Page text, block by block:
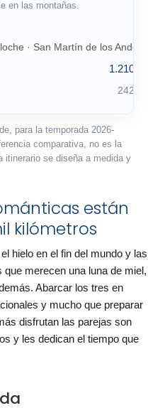
en las montañas.
· San Martín de los Andes
1.210 €
242 €
para la temporada 2026-
comparativa, no es la
itinerario se diseña a medida y
están
kilómetros
hielo en el fin del mundo y las
merecen una luna de miel,
Abarcar los tres en
y mucho que preparar
disfrutan las parejas son
y les dedican el tiempo que